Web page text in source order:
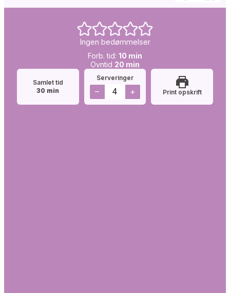
Ingen bedømmelser
Forb.
tid:
Forb. tid: 10 minutter
min
Simretid:
Ovntid 20 minutter
min
Samlet tid
30 minutter
min
Serveringer
– + Print opskrift